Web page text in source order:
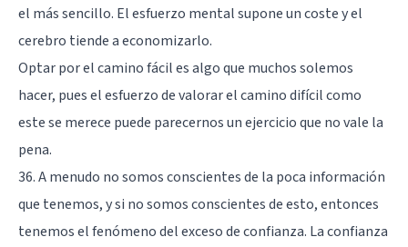
el más sencillo. El esfuerzo mental supone un coste y el
cerebro tiende a economizarlo.
Optar por el camino fácil es algo que muchos solemos
hacer, pues el esfuerzo de valorar el camino difícil como
este se merece puede parecernos un ejercicio que no vale la
pena.
36. A menudo no somos conscientes de la poca información
que tenemos, y si no somos conscientes de esto, entonces
tenemos el fenómeno del exceso de confianza. La confianza